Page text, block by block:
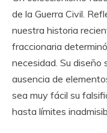
de la Guerra Civil.
nuestra historia
fraccionaria
necesidad. Su diseño
ausencia de
sea muy fácil su
hasta límites